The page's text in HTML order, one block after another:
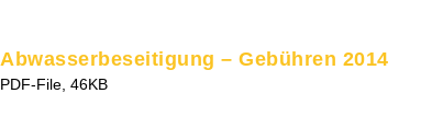
Abwasserbeseitigung – Gebühren 2014
PDF-File, 46KB